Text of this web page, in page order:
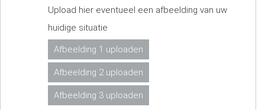
Upload hier eventueel een afbeelding van uw
huidige situatie
Afbeelding 1 uploaden
Afbeelding 2 uploaden
Afbeelding 3 uploaden